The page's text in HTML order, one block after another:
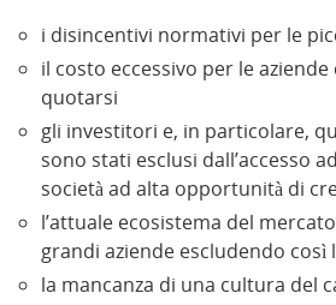
i disincentivi normativi per le
il costo eccessivo per le
quotarsi
gli investitori e, in particolare,
sono stati esclusi dall’accesso
società ad alta opportunità di
l’attuale ecosistema del
grandi aziende escludendo così
la mancanza di una cultura del